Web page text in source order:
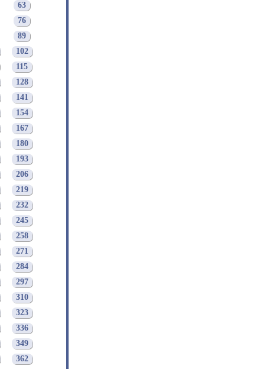
63
76
89
102
115
128
141
154
167
180
193
206
219
232
245
258
271
284
297
310
323
336
349
362